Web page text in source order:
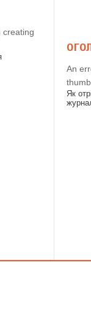
creating
An
Як